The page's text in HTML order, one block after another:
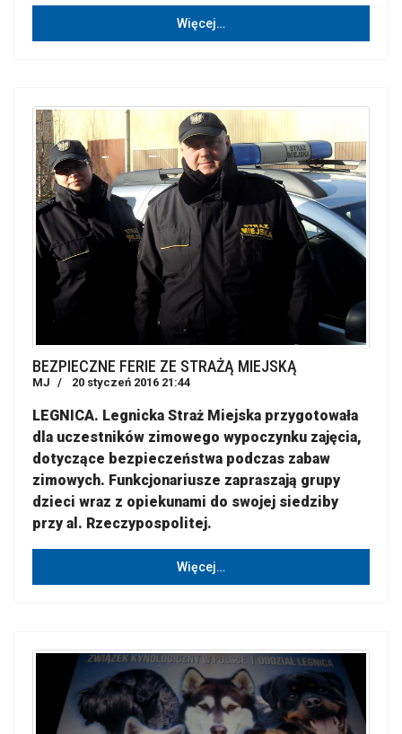
Więcej…
BEZPIECZNE FERIE ZE STRAŻĄ MIEJSKĄ
MJ 20 styczeń 2016 21:44
LEGNICA. Legnicka Straż Miejska przygotowała
dla uczestników zimowego wypoczynku zajęcia,
dotyczące bezpieczeństwa podczas zabaw
zimowych. Funkcjonariusze zapraszają grupy
dzieci wraz z opiekunami do swojej siedziby
przy al. Rzeczypospolitej.
Więcej…